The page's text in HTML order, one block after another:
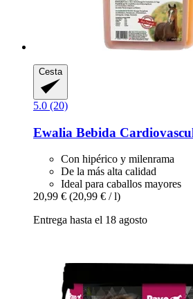
Cesta
5.0 (20)
Ewalia Bebida
Con hipérico y milenrama
De la más alta calidad
Ideal para caballos mayores
20,99 € (20,99 € / l)
Entrega hasta el 18 agosto